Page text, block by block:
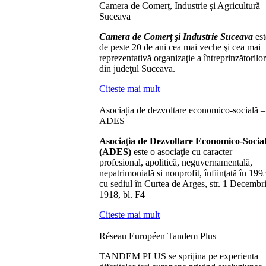
Camera de Comerț, Industrie și Agricultură
Suceava
Camera de Comerţ şi Industrie Suceava
de peste 20 de ani cea mai veche şi cea mai
reprezentativă organizaţie a întreprinzătorilor
din judeţul Suceava.
Citeste mai mult
Asociația de dezvoltare economico-socială –
ADES
Asociaţia de Dezvoltare Economico-Social
(ADES) este o asociaţie cu caracter
profesional, apolitică, neguvernamentală,
nepatrimonială si nonprofit, înfiinţată în
cu sediul în Curtea de Arges, str. 1
1918, bl. F4
Citeste mai mult
Réseau Européen Tandem Plus
TANDEM PLUS se sprijina pe experienta